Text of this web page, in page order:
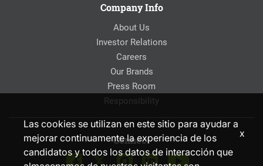
Company Info
About Us
Investor Relations
Careers
Our Brands
Press Room
Responsibility
Connect
Las cookies se utilizan en este sitio para ayudar a
mejorar continuamente la experiencia de los
candidatos y todos los datos de interacción que
x